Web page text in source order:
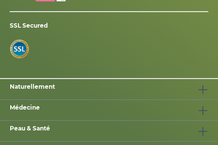
SSL Secured
Naturellement
Médecine
Peau & Santé